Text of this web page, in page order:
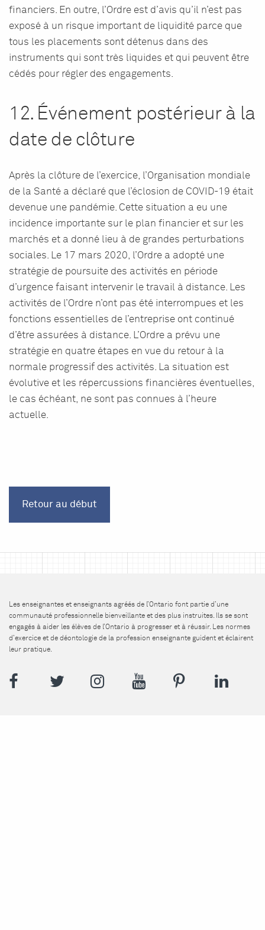
financiers. En outre, l’Ordre est d’avis qu’il n’est pas
exposé à un risque important de liquidité parce que
tous les placements sont détenus dans des
instruments qui sont très liquides et qui peuvent être
cédés pour régler des engagements.
12. Événement postérieur à la
date de clôture
Après la clôture de l’exercice, l’Organisation mondiale
de la Santé a déclaré que l’éclosion de COVID-19 était
devenue une pandémie. Cette situation a eu une
incidence importante sur le plan financier et sur les
marchés et a donné lieu à de grandes perturbations
sociales. Le 17 mars 2020, l’Ordre a adopté une
stratégie de poursuite des activités en période
d’urgence faisant intervenir le travail à distance. Les
activités de l’Ordre n’ont pas été interrompues et les
fonctions essentielles de l’entreprise ont continué
d’être assurées à distance. L’Ordre a prévu une
stratégie en quatre étapes en vue du retour à la
normale progressif des activités. La situation est
évolutive et les répercussions financières éventuelles,
le cas échéant, ne sont pas connues à l’heure
actuelle.
Retour au début
Les enseignantes et enseignants agréés de l’Ontario font partie d’une
communauté professionnelle bienveillante et des plus instruites. Ils se sont
engagés à aider les élèves de l’Ontario à progresser et à réussir. Les normes
d’exercice et de déontologie de la profession enseignante guident et éclairent
leur pratique.
Facebook Twitter InstagramYouTubePinterest